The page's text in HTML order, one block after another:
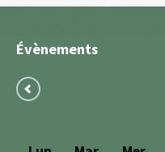
Évènements